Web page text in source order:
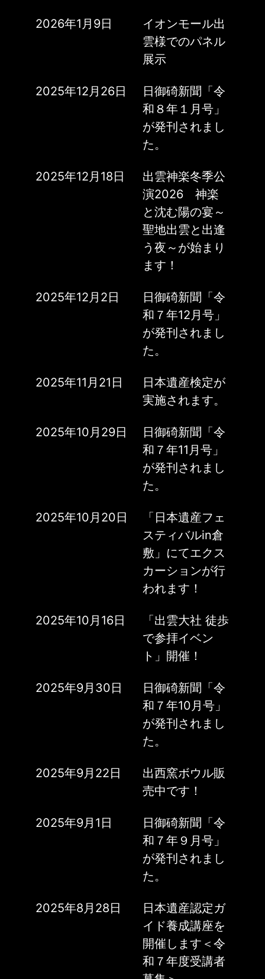
2026年1月9日
イオンモール出
雲様でのパネル
展示
2025年12月26日
日御碕新聞「令
和８年１月号」
が発刊されまし
た。
2025年12月18日
出雲神楽冬季公
演2026 神楽
と沈む陽の宴～
聖地出雲と出逢
う夜～が始まり
ます！
2025年12月2日
日御碕新聞「令
和７年12月号」
が発刊されまし
た。
2025年11月21日
日本遺産検定が
実施されます。
2025年10月29日
日御碕新聞「令
和７年11月号」
が発刊されまし
た。
2025年10月20日
「日本遺産フェ
スティバルin倉
敷」にてエクス
カーションが行
われます！
2025年10月16日
「出雲大社 徒歩
で参拝イベン
ト」開催！
2025年9月30日
日御碕新聞「令
和７年10月号」
が発刊されまし
た。
2025年9月22日
出西窯ボウル販
売中です！
2025年9月1日
日御碕新聞「令
和７年９月号」
が発刊されまし
た。
2025年8月28日
日本遺産認定ガ
イド養成講座を
開催します＜令
和７年度受講者